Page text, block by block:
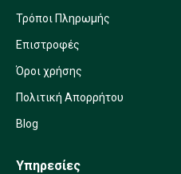
Τρόποι Πληρωμής
Επιστροφές
Όροι χρήσης
Πολιτική Απορρήτου
Blog
Υπηρεσίες